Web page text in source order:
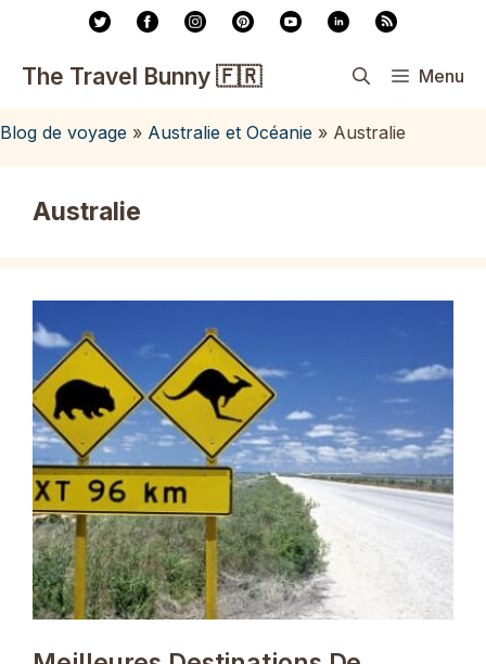
contenu
The Travel Bunny 🇫🇷 Menu
Blog de voyage » Australie et Océanie » Australie
Australie